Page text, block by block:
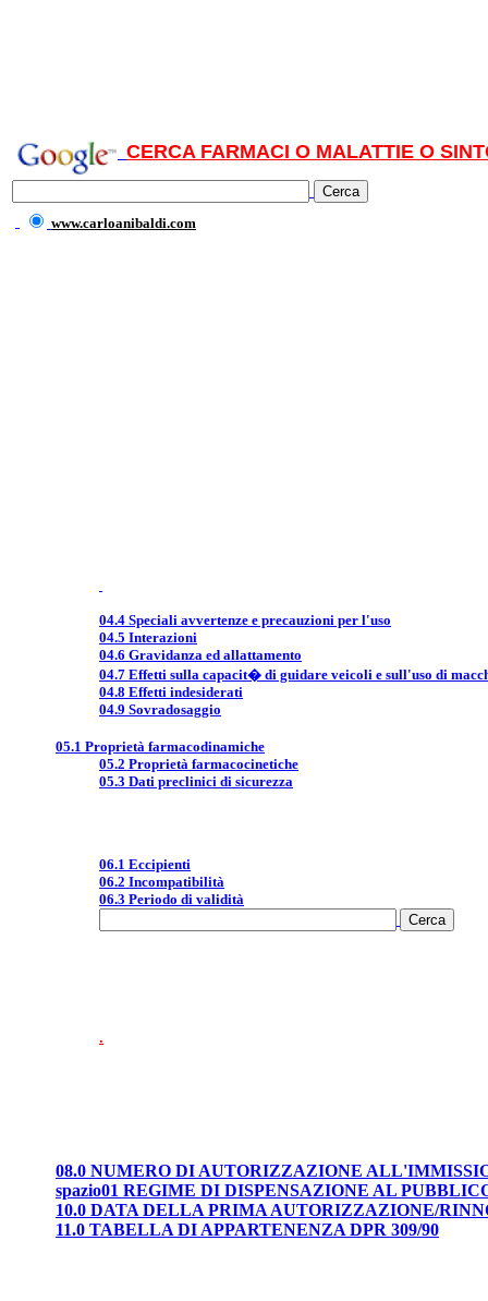
CERCA FARMACI O MALATTIE O
www.carloanibaldi.com
04.4 Speciali avvertenze e precauzioni per l'uso
04.5 Interazioni
04.6 Gravidanza ed allattamento
04.7 Effetti sulla capacit� di guidare veicoli e sull'uso di
04.8 Effetti indesiderati
04.9 Sovradosaggio
05.1 Proprietà farmacodinamiche
05.2 Proprietà farmacocinetiche
05.3 Dati preclinici di sicurezza
06.1 Eccipienti
06.2 Incompatibilità
06.3 Periodo di validità
.
08.0 NUMERO DI AUTORIZZAZIONE
spazio01 REGIME DI DISPENSAZIONE AL
10.0 DATA DELLA PRIMA AUTORIZZAZIONE/
11.0 TABELLA DI APPARTENENZA DPR 309/90